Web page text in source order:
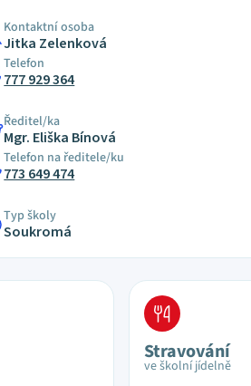
Kontaktní osoba
Jitka Zelenková
Telefon
777 929 364
Ředitel/ka
Mgr. Eliška Bínová
Telefon na ředitele/ku
773 649 474
Typ školy
Soukromá
Stravování
ve školní jídelně